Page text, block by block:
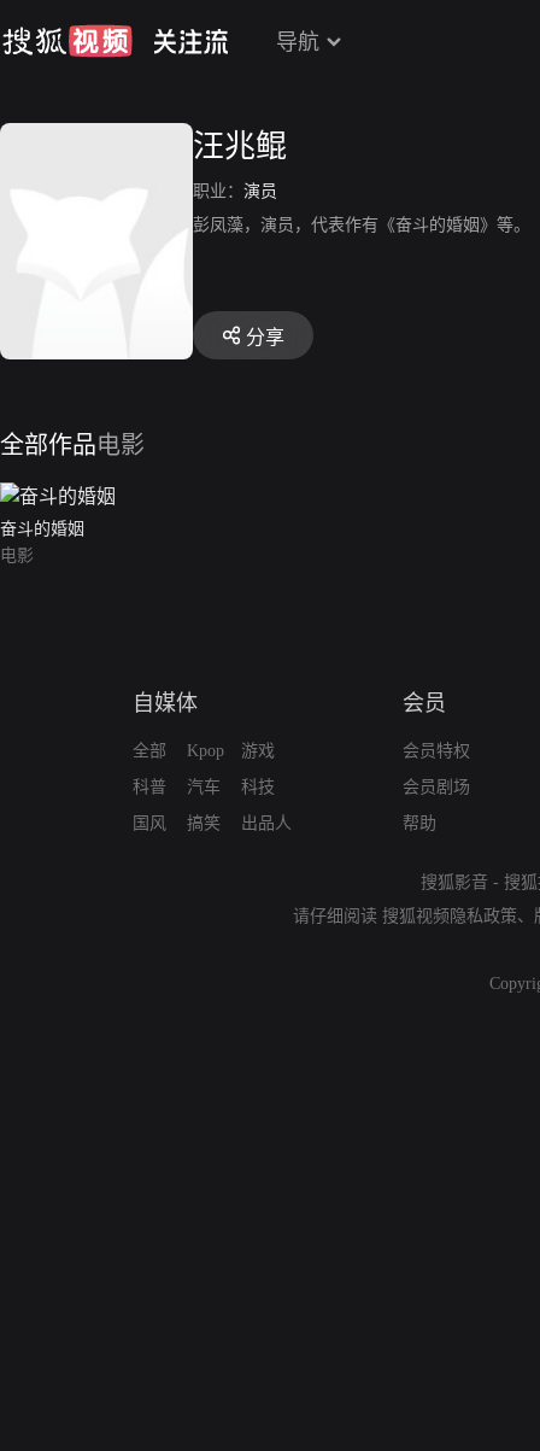
导航
汪兆鲲
职业： 演员
彭凤藻，演员，代表作有《奋斗的婚姻》等。
分享
全部作品电影
奋斗的婚姻
电影
自媒体
全部
科普
国风
Kpop
汽车
搞笑
游戏
科技
出品人
会员
会员特权
会员剧场
帮助
搜狐影音 - 搜
请仔细阅读 搜狐视频隐私政策、